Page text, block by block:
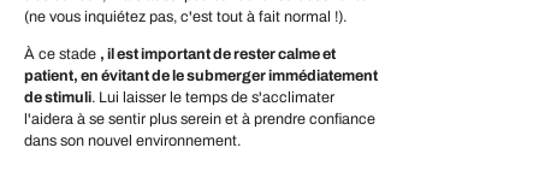
(ne vous inquiétez pas, c'est tout à fait normal !).
À ce stade , il est important de rester calme et
patient, en évitant de le submerger immédiatement
de stimuli. Lui laisser le temps de s'acclimater
l'aidera à se sentir plus serein et à prendre confiance
dans son nouvel environnement.